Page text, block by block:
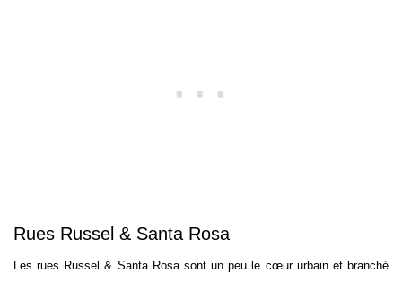
Rues Russel & Santa Rosa
Les rues Russel & Santa Rosa sont un peu le cœur urbain et branché